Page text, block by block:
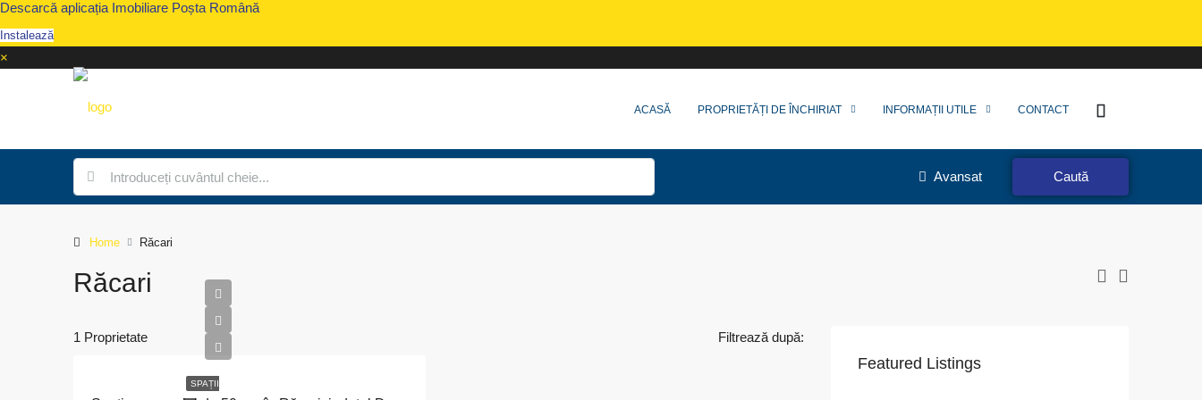
Descarcă aplicația Imobiliare Poșta Română
Instalează
×
ACASĂ PROPRIETĂȚI DE ÎNCHIRIAT INFORMAȚII UTILE CONTACT
Avansat Caută
Home Răcari
Răcari
1 Proprietate Filtrează după:
SPAȚII
Featured Listings